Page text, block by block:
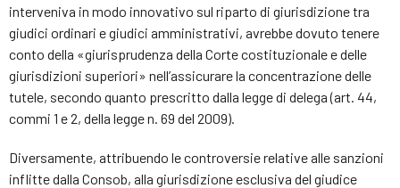
interveniva in modo innovativo sul riparto di giurisdizione tra
giudici ordinari e giudici amministrativi, avrebbe dovuto tenere
conto della «giurisprudenza della Corte costituzionale e delle
giurisdizioni superiori» nell’assicurare la concentrazione delle
tutele, secondo quanto prescritto dalla legge di delega (art. 44,
commi 1 e 2, della legge n. 69 del 2009).
Diversamente, attribuendo le controversie relative alle sanzioni
inflitte dalla Consob, alla giurisdizione esclusiva del giudice